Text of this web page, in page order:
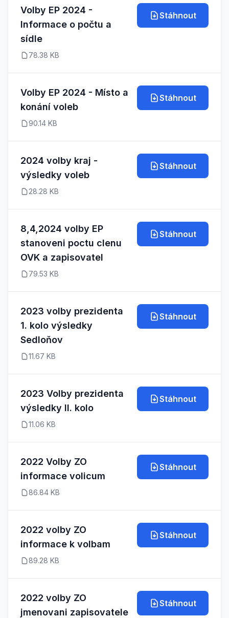
Volby EP 2024 -
Informace o počtu a
sídle
78.38 KB
Stáhnout
Volby EP 2024 - Místo a
konání voleb
90.14 KB
Stáhnout
2024 volby kraj -
výsledky voleb
28.28 KB
Stáhnout
8,4,2024 volby EP
stanoveni poctu clenu
OVK a zapisovatel
79.53 KB
Stáhnout
2023 volby prezidenta
1. kolo výsledky
Sedloňov
11.67 KB
Stáhnout
2023 Volby prezidenta
výsledky II. kolo
11.06 KB
Stáhnout
2022 Volby ZO
informace volicum
86.84 KB
Stáhnout
2022 volby ZO
informace k volbam
89.28 KB
Stáhnout
2022 volby ZO
jmenovani zapisovatele
Stáhnout